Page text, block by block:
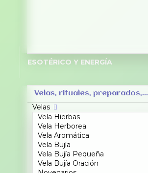
ESOTÉRICO Y ENERGÍA
Velas, rituales, preparados,...
Velas
Vela Hierbas
Vela Herborea
Vela Aromática
Vela Bujía
Vela Bujía Pequeña
Vela Bujía Oración